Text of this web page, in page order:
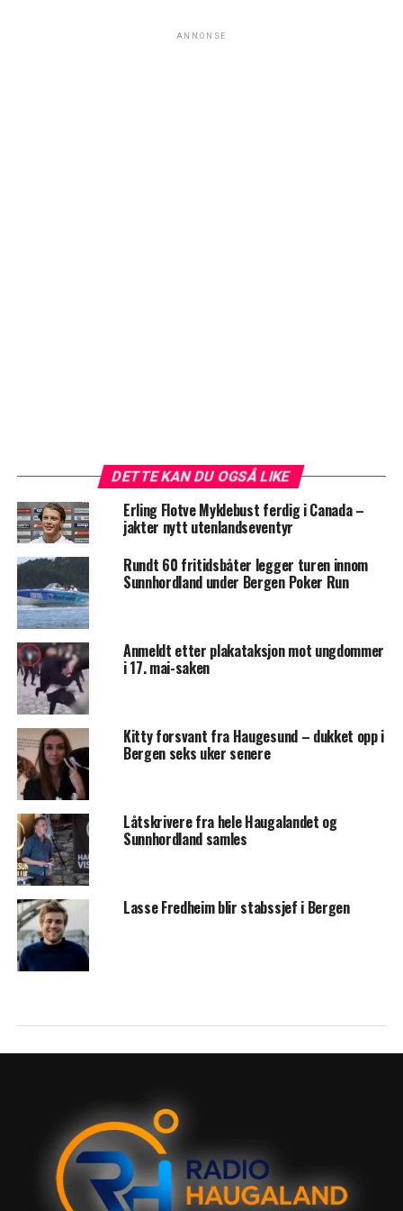
ANNONSE
DETTE KAN DU OGSÅ LIKE
Erling Flotve Myklebust ferdig i Canada –
jakter nytt utenlandseventyr
Rundt 60 fritidsbåter legger turen innom
Sunnhordland under Bergen Poker Run
Anmeldt etter plakataksjon mot ungdommer
i 17. mai-saken
Kitty forsvant fra Haugesund – dukket opp i
Bergen seks uker senere
Låtskrivere fra hele Haugalandet og
Sunnhordland samles
Lasse Fredheim blir stabssjef i Bergen